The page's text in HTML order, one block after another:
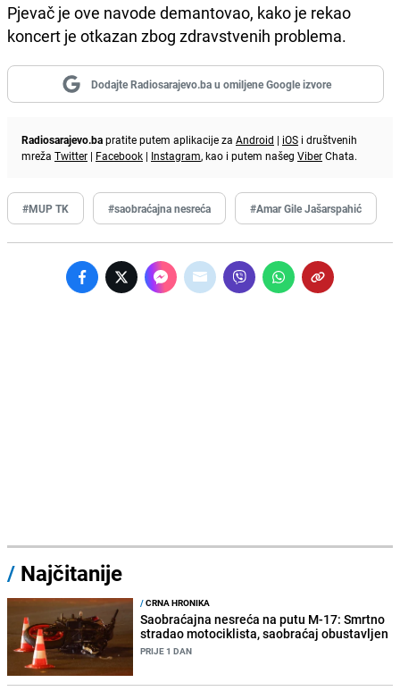
Pjevač je ove navode demantovao, kako je rekao
koncert je otkazan zbog zdravstvenih problema.
Dodajte Radiosarajevo.ba u omiljene Google izvore
Radiosarajevo.bapratite putem aplikacije za Android | iOS i društvenih
mreža Twitter | Facebook | Instagram, kao i putem našeg ViberChata.
#MUP TK #saobraćajna nesreća #Amar Gile Jašarspahić
/ Najčitanije
/CRNA HRONIKA
Saobraćajna nesreća na putu M-17: Smrtno
stradao motociklista, saobraćaj obustavljen
PRIJE 1 DAN